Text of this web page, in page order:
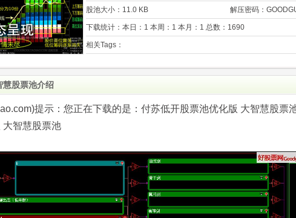
股池大小： 11.0 KB 解压密码：
下载统计： 本日：1 本周：1 本月：1 总数：1690
相关Tags：
慧股票池介绍
提示：您正在下载的是：付苏低开股票池优化版 大智慧股票
大智慧股票池